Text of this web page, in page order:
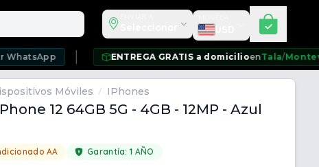
Seleccionar moneda
USD
ENTREGA GRATIS a domicilio enTala/ Montevideo/
Móviles / IPhones
12 64GB 5G - 4GB - 12MP - Azul
AA Garantía:1 AÑO